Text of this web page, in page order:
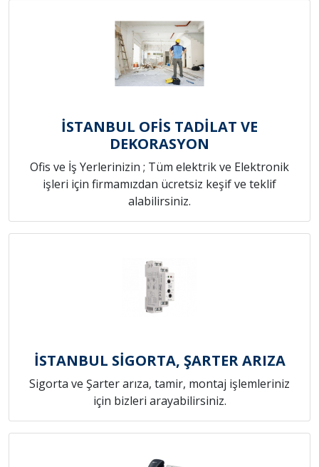
İSTANBUL OFİS TADİLAT VE
DEKORASYON
Ofis ve İş Yerlerinizin ; Tüm elektrik ve Elektronik
işleri için firmamızdan ücretsiz keşif ve teklif
alabilirsiniz.
İSTANBUL SİGORTA, ŞARTER ARIZA
Sigorta ve Şarter arıza, tamir, montaj işlemleriniz
için bizleri arayabilirsiniz.